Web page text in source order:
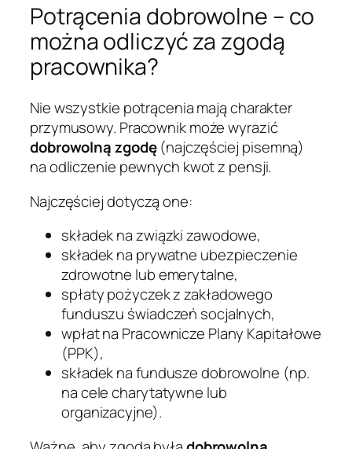
Potrącenia dobrowolne – co
można odliczyć za zgodą
pracownika?
Nie wszystkie potrącenia mają charakter
przymusowy. Pracownik może wyrazić
dobrowolną zgodę(najczęściej pisemną)
na odliczenie pewnych kwot z pensji.
Najczęściej dotyczą one:
składek na związki zawodowe,
składek na prywatne ubezpieczenie
zdrowotne lub emerytalne,
spłaty pożyczek z zakładowego
funduszu świadczeń socjalnych,
wpłat na Pracownicze Plany Kapitałowe
(PPK),
składek na fundusze dobrowolne (np.
na cele charytatywne lub
organizacyjne).